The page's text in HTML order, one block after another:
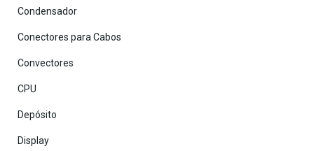
Condensador
Conectores para Cabos
Convectores
CPU
Depósito
Display